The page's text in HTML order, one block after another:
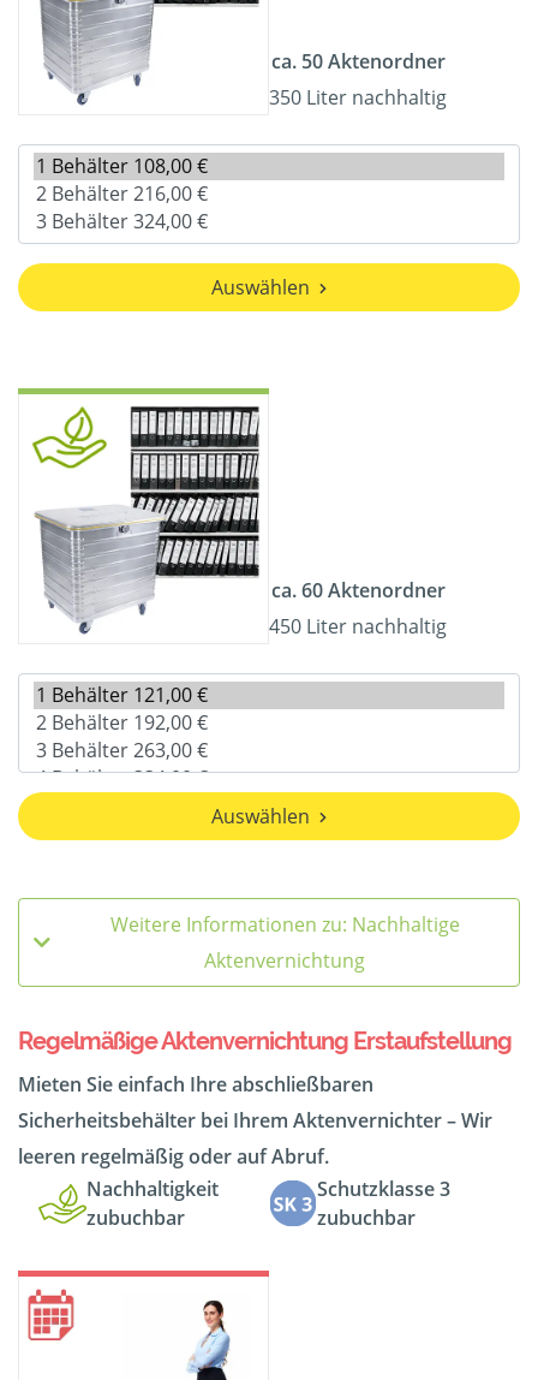
ca. 50 Aktenordner
350 Liter nachhaltig
Auswählen
ca. 60 Aktenordner
450 Liter nachhaltig
Auswählen
Weitere Informationen zu: Nachhaltige
Aktenvernichtung
Regelmäßige Aktenvernichtung Erstaufstellung
Mieten Sie einfach Ihre abschließbaren
Sicherheitsbehälter bei Ihrem Aktenvernichter – Wir
leeren regelmäßig oder auf Abruf.
Nachhaltigkeit
zubuchbar
Schutzklasse 3
zubuchbar